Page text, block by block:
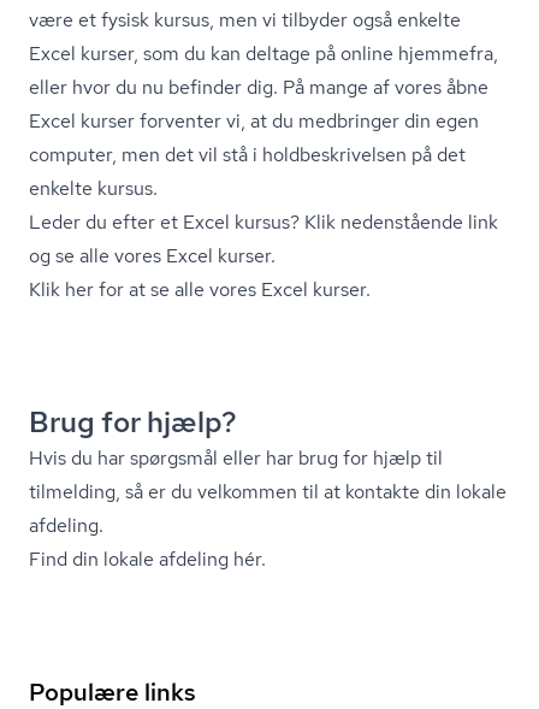
være et fysisk kursus, men vi tilbyder også enkelte
Excel kurser, som du kan deltage på online hjemmefra,
eller hvor du nu befinder dig. På mange af vores åbne
Excel kurser forventer vi, at du medbringer din egen
computer, men det vil stå i hold­be­skri­vel­sen på det
enkelte kursus.
Leder du efter et Excel kursus? Klik nedenstående link
og se alle vores Excel kurser.
Klik her for at se alle vores Excel kurser.
Brug for hjælp?
Hvis du har spørgsmål eller har brug for hjælp til
tilmelding, så er du velkommen til at kontakte din lokale
afdeling.
Find din lokale afdeling hér.
Populære links